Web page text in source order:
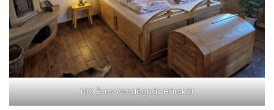
100 Éves Vendégház Hárskút